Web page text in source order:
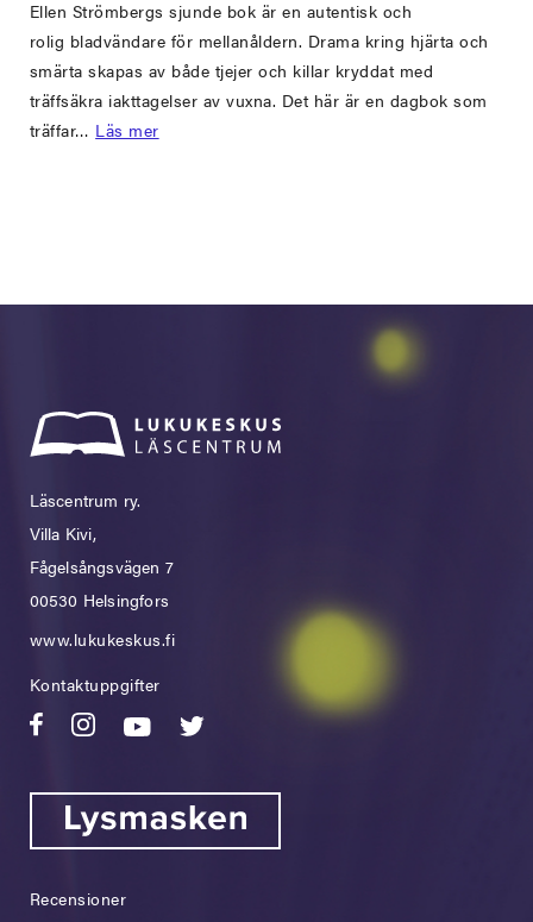
Ellen Strömbergs sjunde bok är en autentisk och
rolig bladvändare för mellanåldern. Drama kring hjärta och
smärta skapas av både tjejer och killar kryddat med
träffsäkra iakttagelser av vuxna. Det här är en dagbok som
träffar… Läs mer
Läscentrum ry.
Villa Kivi,
Fågelsångsvägen 7
00530 Helsingfors
www.lukukeskus.fi
Kontaktuppgifter
Recensioner